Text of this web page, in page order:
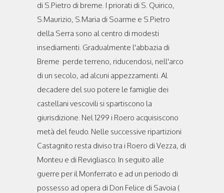
di S.Pietro di breme. I priorati di S. Quirico,
S.Maurizio, S.Maria di Soarme e S.Pietro
della Serra sono al centro di modesti
insediamenti. Gradualmente l'abbazia di
Breme perde terreno, riducendosi, nell'arco
di un secolo, ad alcuni appezzamenti. Al
decadere del suo potere le famiglie dei
castellani vescovili si spartiscono la
giurisdizione. Nel 1299 i Roero acquisiscono
metà del feudo. Nelle successive ripartizioni
Castagnito resta diviso tra i Roero di Vezza, di
Monteu e di Revigliasco. In seguito alle
guerre per il Monferrato e ad un periodo di
possesso ad opera di Don Felice di Savoia (